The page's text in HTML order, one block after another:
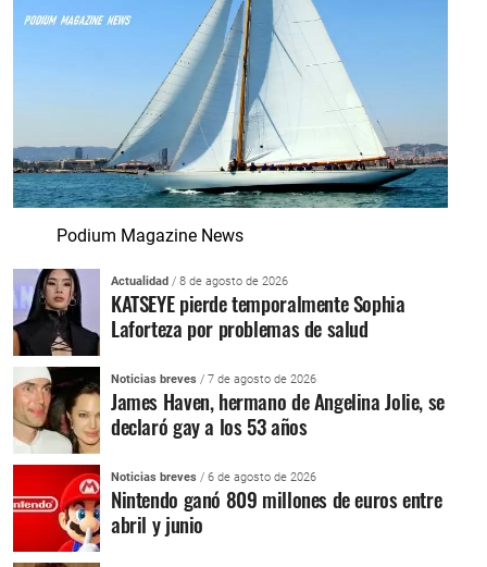
Podium Magazine News
Actualidad / 8 de agosto de 2026
KATSEYE pierde temporalmente Sophia
Laforteza por problemas de salud
Noticias breves / 7 de agosto de 2026
James Haven, hermano de Angelina Jolie, se
declaró gay a los 53 años
Noticias breves / 6 de agosto de 2026
Nintendo ganó 809 millones de euros entre
abril y junio